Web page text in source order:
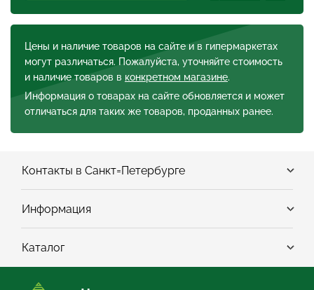
Цены и наличие товаров на сайте и в гипермаркетах
могут различаться. Пожалуйста, уточняйте стоимость
и наличие товаров в конкретном магазине.
Информация о товарах на сайте обновляется и может
отличаться для таких же товаров, проданных ранее.
Контакты в Санкт=Петербурге
Информация
Каталог